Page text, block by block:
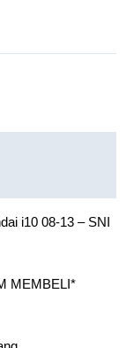
i10 08-13 – SNI
MEMBELI*